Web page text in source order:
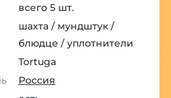
всего 5 шт.
шахта / мундштук /
блюдце / уплотнители
Tortuga
Россия